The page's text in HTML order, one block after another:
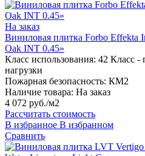
На заказ
Виниловая плитка Forbo Effekta
Oak INT 0.45»
Класс использования: 42 Класс
нагрузки
Пожарная безопасность: КМ2
Наличие товара: На заказ
4 072 руб./м2
Рассчитать стоимость
В избранное В избранном
Сравнить